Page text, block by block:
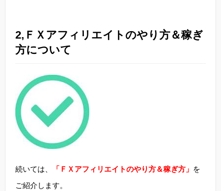
2,ＦＸアフィリエイトのやり方＆稼ぎ
方について
続いては、 「ＦＸアフィリエイトのやり方＆稼ぎ方」 を
ご紹介します。